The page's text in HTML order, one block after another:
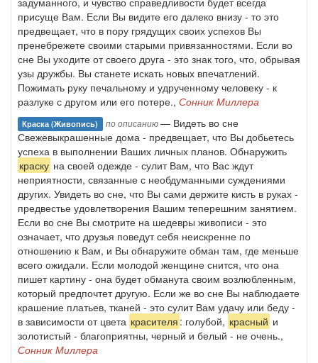
присуще Вам. Если Вы видите его далеко внизу - то это
предвещает, что в пору грядущих своих успехов Вы
пренебрежете своими старыми привязанностями. Если во
сне Вы уходите от своего друга - это знак того, что, обрывая
узы дружбы. Вы станете искать новых впечатлений.
Пожимать руку печальному и удрученному человеку - к
разлуке с другом или его потере., Сонник Миллера
Краска (живопись) по описанию— Видеть во сне
Свежевыкрашенные дома - предвещает, что Вы добьетесь
успеха в выполнении Ваших личных планов. Обнаружить
краску на своей одежде - сулит Вам, что Вас ждут
неприятности, связанные с необдуманными суждениями
других. Увидеть во сне, что Вы сами держите кисть в руках -
предвестье удовлетворения Вашим теперешним занятием.
Если во сне Вы смотрите на шедевры живописи - это
означает, что друзья поведут себя неискренне по
отношению к Вам, и Вы обнаружите обман там, где меньше
всего ожидали. Если молодой женщине снится, что она
пишет картину - она будет обманута своим возлюбленным,
который предпочтет другую. Если же во сне Вы наблюдаете
крашение платьев, тканей - это сулит Вам удачу или беду -
в зависимости от цвета красителя : голубой, красный и
золотистый - благоприятны, черный и белый - не очень.,
Сонник Миллера